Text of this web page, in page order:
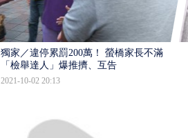
獨家／違停累罰200萬！ 螢橋家長不滿
「檢舉達人」爆推擠、互告
2021-10-02 20:13